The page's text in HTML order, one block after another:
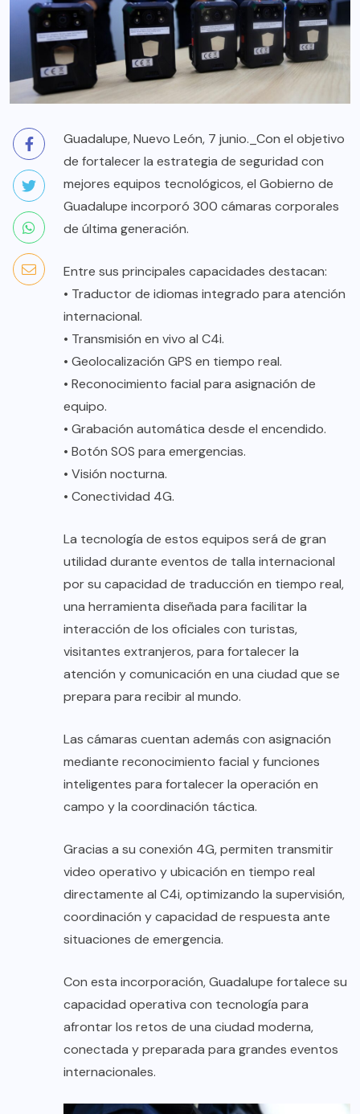
Guadalupe, Nuevo León, 7 junio._Con el objetivo
de fortalecer la estrategia de seguridad con
mejores equipos tecnológicos, el Gobierno de
Guadalupe incorporó 300 cámaras corporales
de última generación.
Entre sus principales capacidades destacan:
• Traductor de idiomas integrado para atención
internacional.
• Transmisión en vivo al C4i.
• Geolocalización GPS en tiempo real.
• Reconocimiento facial para asignación de
equipo.
• Grabación automática desde el encendido.
• Botón SOS para emergencias.
• Visión nocturna.
• Conectividad 4G.
La tecnología de estos equipos será de gran
utilidad durante eventos de talla internacional
por su capacidad de traducción en tiempo real,
una herramienta diseñada para facilitar la
interacción de los oficiales con turistas,
visitantes extranjeros, para fortalecer la
atención y comunicación en una ciudad que se
prepara para recibir al mundo.
Las cámaras cuentan además con asignación
mediante reconocimiento facial y funciones
inteligentes para fortalecer la operación en
campo y la coordinación táctica.
Gracias a su conexión 4G, permiten transmitir
video operativo y ubicación en tiempo real
directamente al C4i, optimizando la supervisión,
coordinación y capacidad de respuesta ante
situaciones de emergencia.
Con esta incorporación, Guadalupe fortalece su
capacidad operativa con tecnología para
afrontar los retos de una ciudad moderna,
conectada y preparada para grandes eventos
internacionales.